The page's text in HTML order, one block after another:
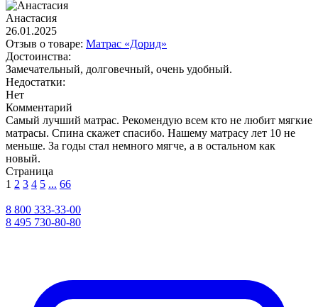
Анастасия
26.01.2025
Отзыв о товаре: Матрас «Дорид»
Достоинства:
Замечательный, долговечный, очень удобный.
Недостатки:
Нет
Комментарий
Самый лучший матрас. Рекомендую всем кто не любит мягкие
матрасы. Спина скажет спасибо. Нашему матрасу лет 10 не
меньше. За годы стал немного мягче, а в остальном как
новый.
Страница
1 2 3 4 5 ... 66
8 800 333-33-00
8 495 730-80-80